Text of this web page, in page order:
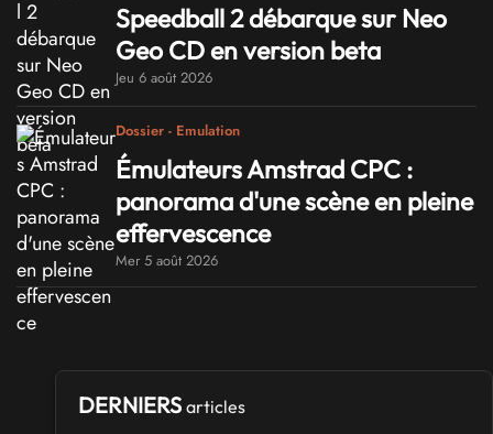
Speedball 2 débarque sur Neo
Geo CD en version beta
Jeu 6 août 2026
Dossier - Emulation
Émulateurs Amstrad CPC :
panorama d'une scène en pleine
effervescence
Mer 5 août 2026
DERNIERS articles